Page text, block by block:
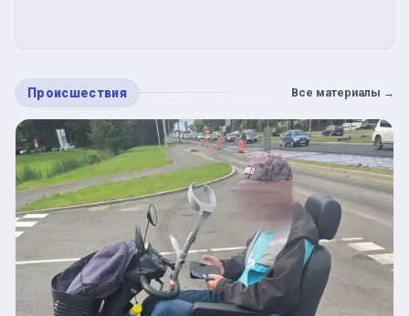
Происшествия Все материалы →